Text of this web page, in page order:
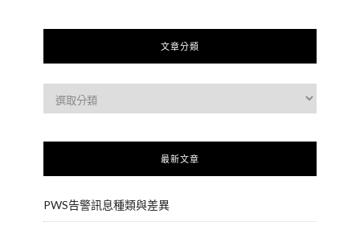
文章分類
最新文章
PWS告警訊息種類與差異